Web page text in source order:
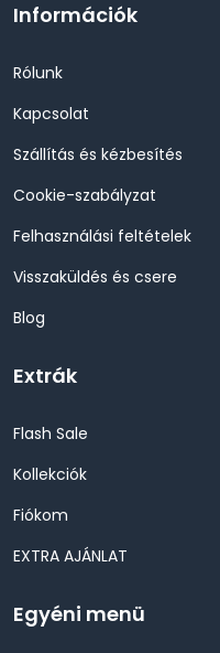
Információk
Rólunk
Kapcsolat
Szállítás és kézbesítés
Cookie-szabályzat
Felhasználási feltételek
Visszaküldés és csere
Blog
Extrák
Flash Sale
Kollekciók
Fiókom
EXTRA AJÁNLAT
Egyéni menü